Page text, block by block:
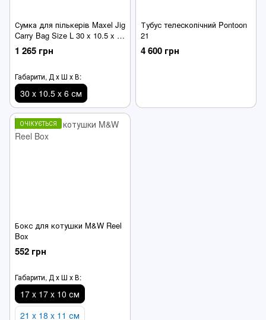
Сумка для пількерів Maxel Jig
Carry Bag Size L 30 x 10.5 x 6
cm Black Orange
1 265 грн
Габарити, Д х Ш х В:
30 x 10.5 x 6 см
Тубус телескопічний Pontoon
21
4 600 грн
ОЧІКУЄТЬСЯ
Бокс для котушки M&W Reel
Box
552 грн
Габарити, Д х Ш х В:
17 x 17 x 10 см
21 x 18 x 11 см